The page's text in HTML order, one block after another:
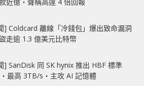
] Coldcard 離線「冷錢包」爆出致命漏洞
走逾 1.3 億美元比特幣
] SanDisk 同 SK hynix 推出 HBF 標準
最高 3TB/s‧主攻 AI 記憶體